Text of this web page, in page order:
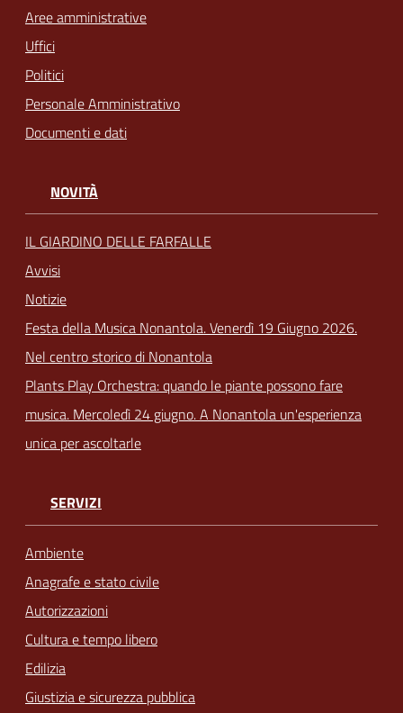
Aree amministrative
Uffici
Politici
Personale Amministrativo
Documenti e dati
NOVITÀ
IL GIARDINO DELLE FARFALLE
Avvisi
Notizie
Festa della Musica Nonantola. Venerdì 19 Giugno 2026.
Nel centro storico di Nonantola
Plants Play Orchestra: quando le piante possono fare
musica. Mercoledì 24 giugno. A Nonantola un'esperienza
unica per ascoltarle
SERVIZI
Ambiente
Anagrafe e stato civile
Autorizzazioni
Cultura e tempo libero
Edilizia
Giustizia e sicurezza pubblica